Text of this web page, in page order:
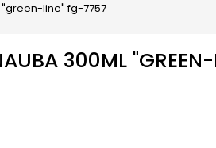
line" fg-7757
300ML "GREEN-